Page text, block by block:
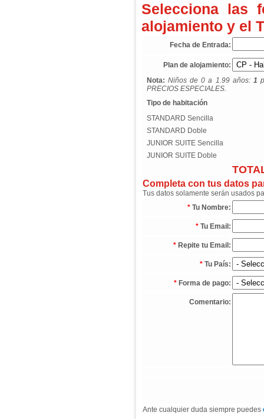
Selecciona las
alojamiento y el
Fecha de Entrada:
Plan de alojamiento:
Nota: Niños de 0 a 1.99 años: 1
PRECIOS ESPECIALES.
Tipo de habitación
STANDARD Sencilla
STANDARD Doble
JUNIOR SUITE Sencilla
JUNIOR SUITE Doble
Completa con tus datos
Tus datos solamente serán usados
* Tu Nombre:
* Tu Email:
* Repite tu Email:
* Tu País:
* Forma de pago:
Comentario:
Ante cualquier duda siempre puedes